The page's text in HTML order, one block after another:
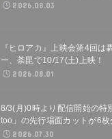
2026.08.03
『ヒロアカ』上映会第4回は
ー、荼毘で10/17(土)上映！
2026.08.01
8/3(月)0時より配信開始の特
too」の先行場面カットが6枚
2026.07.30